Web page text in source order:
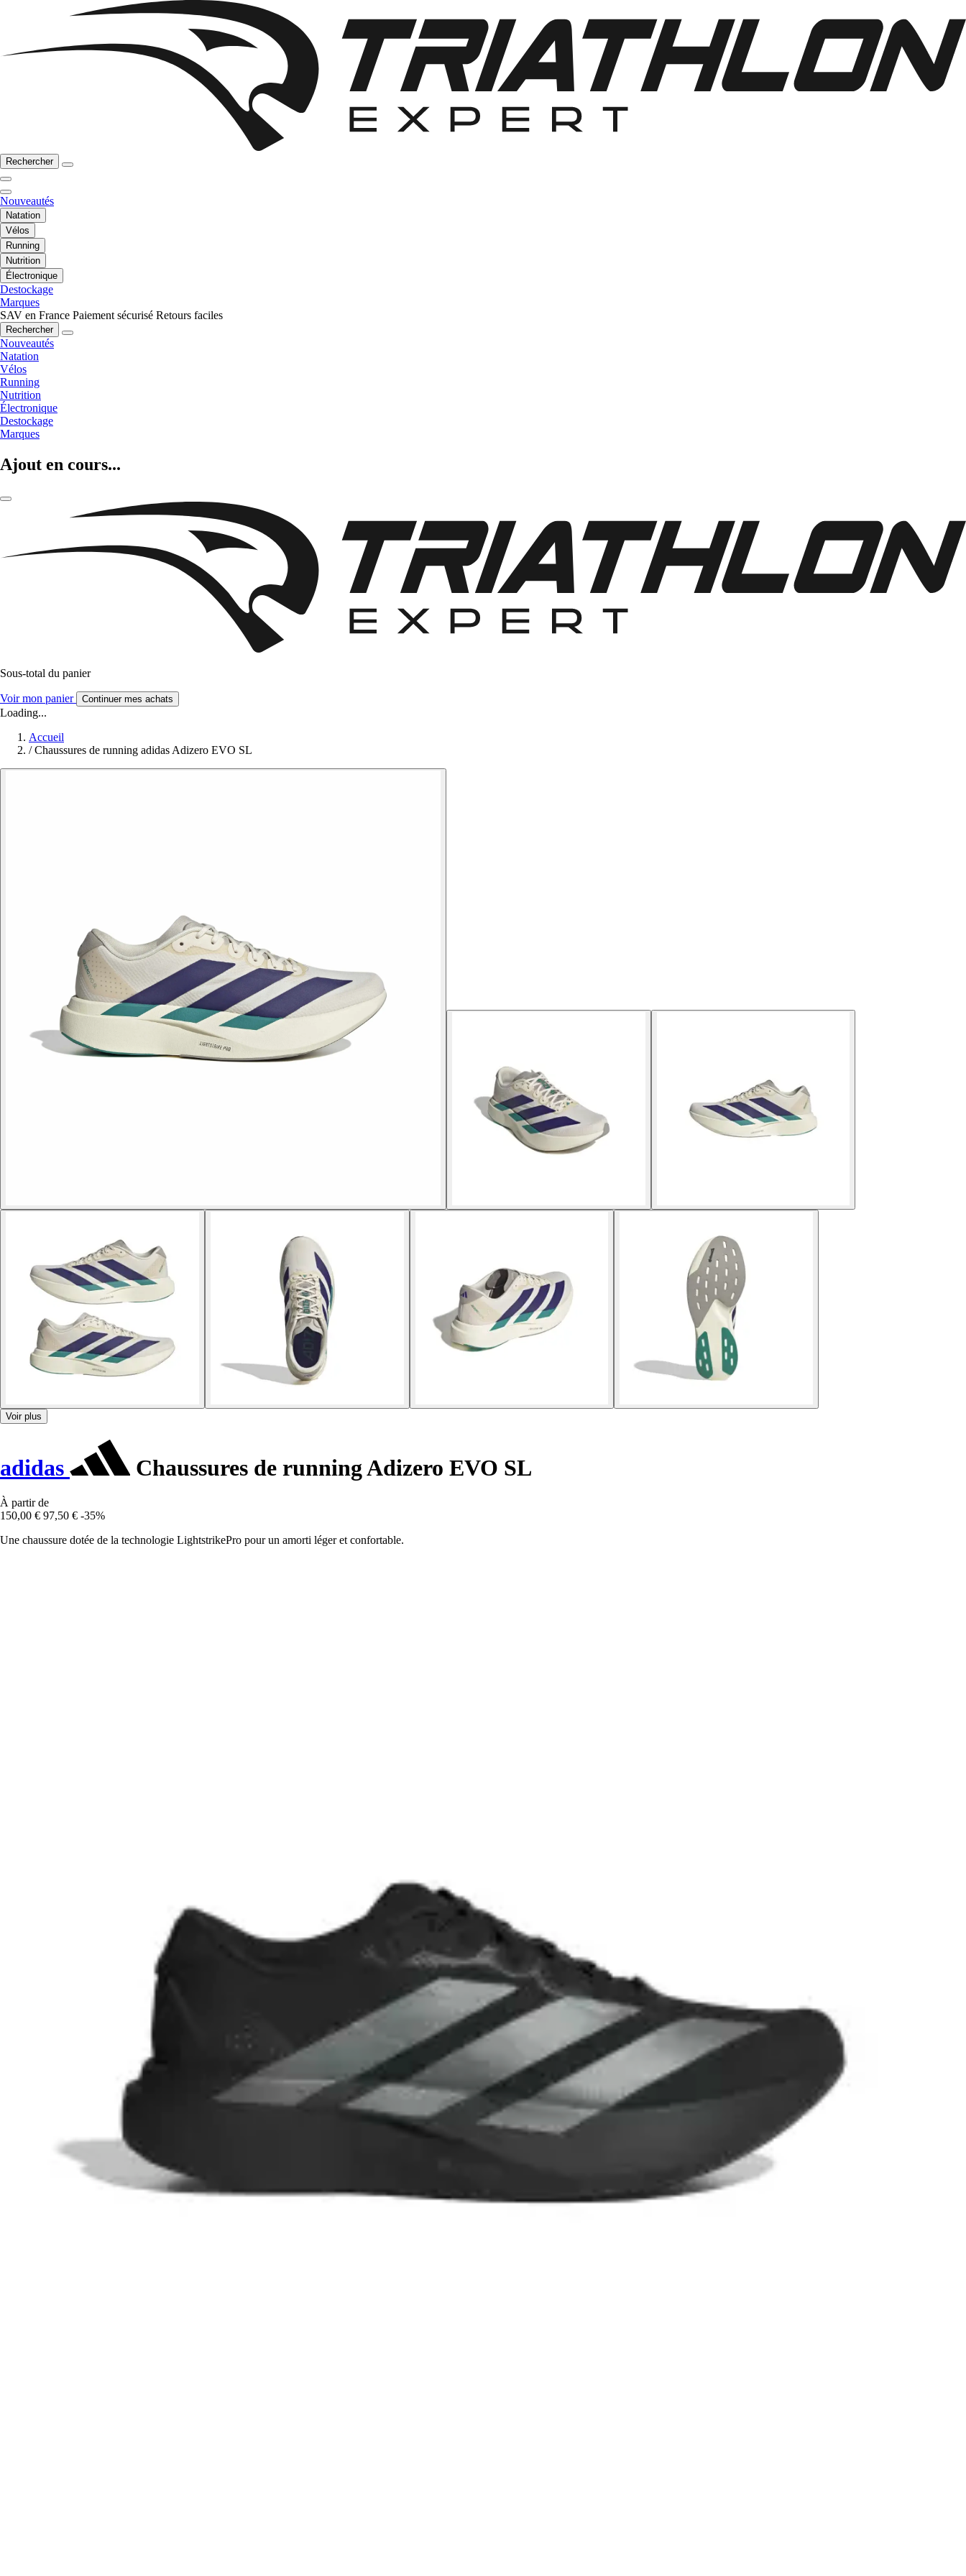
Rechercher
Nouveautés
Natation
Vélos
Running
Nutrition
Électronique
Destockage
Marques
SAV en France Paiement sécurisé Retours faciles
Rechercher
Nouveautés
Natation
Vélos
Running
Nutrition
Électronique
Destockage
Marques
Ajout en cours...
Sous-total du panier
Voir mon panier Continuer mes achats
Loading...
Accueil
/ Chaussures de running adidas Adizero EVO SL
Voir plus
adidas Chaussures de running Adizero EVO SL
À partir de
150,00 € 97,50 € -35%
Une chaussure dotée de la technologie LightstrikePro pour un amorti léger et confortable.